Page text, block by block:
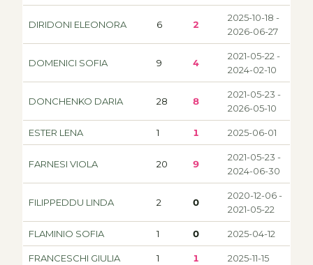
DIRIDONI ELEONORA 6 2
2025-10-18 -
2026-06-27
DOMENICI SOFIA 9 4
2021-05-22 -
2024-02-10
DONCHENKO DARIA 28 8
2021-05-23 -
2026-05-10
ESTER LENA 1 1 2025-06-01
FARNESI VIOLA 20 9
2021-05-23 -
2024-06-30
FILIPPEDDU LINDA 2 0
2020-12-06 -
2021-05-22
FLAMINIO SOFIA 1 0 2025-04-12
FRANCESCHI GIULIA 1 1 2025-11-15